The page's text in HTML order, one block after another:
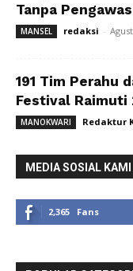
Tanpa
MANSEL redaksi -
191 Tim Perahu
Festival Raimuti
MANOKWARI Redaktur
MEDIA SOSIAL KAMI
2,365 Fans